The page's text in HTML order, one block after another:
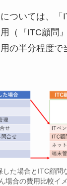
ついては、「
（『ITC顧問
の半分程度で
した場合とITC顧問
ん場合の費用比較イ